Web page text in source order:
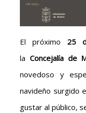
El próximo 25
la Concejalía de
novedoso y
navideño surgido
gustar al público,